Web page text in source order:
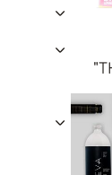
›
›
›